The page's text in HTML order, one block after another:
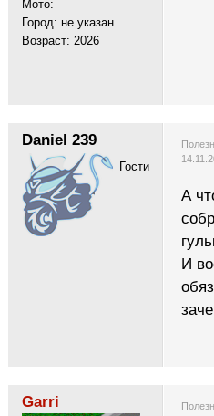
Мото:
Город: не указан
Возраст: 2026
Daniel 239
Гости
А
И
Garri